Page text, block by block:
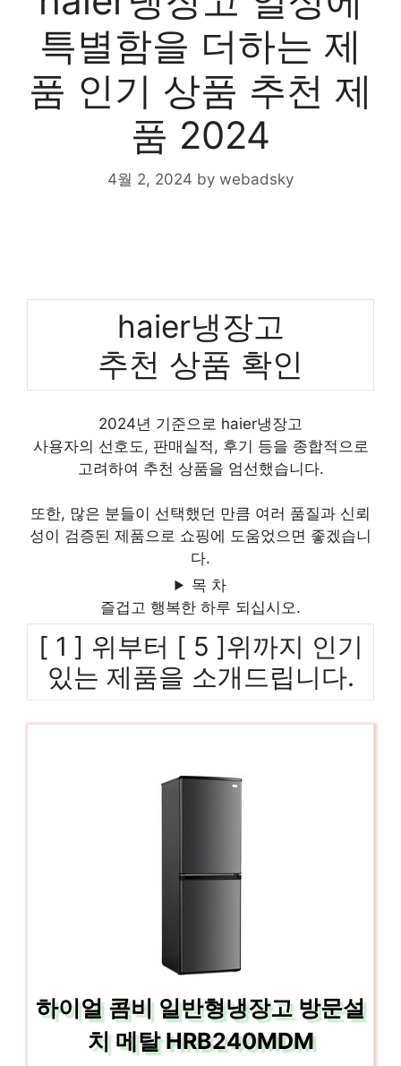
특별함을 더하는 제
품 인기 상품 추천 제
품 2024
4월 2, 2024 by webadsky
haier냉장고
추천 상품 확인
2024년 기준으로 haier냉장고
사용자의 선호도, 판매실적, 후기 등을 종합적으로
고려하여 추천 상품을 엄선했습니다.
또한, 많은 분들이 선택했던 만큼 여러 품질과 신뢰
성이 검증된 제품으로 쇼핑에 도움었으면 좋겠습니
다.
목 차
즐겁고 행복한 하루 되십시오.
[ 1 ] 위부터 [ 5 ]위까지 인기
있는 제품을 소개드립니다.
하이얼 콤비 일반형냉장고 방문설
치 메탈 HRB240MDM